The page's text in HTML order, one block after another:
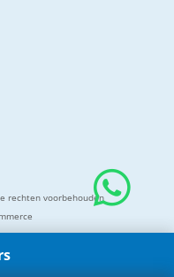
rechten voorbehouden